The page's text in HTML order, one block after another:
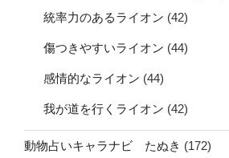
統率力のあるライオン (42)
傷つきやすいライオン (44)
感情的なライオン (44)
我が道を行くライオン (42)
動物占いキャラナビ たぬき (172)